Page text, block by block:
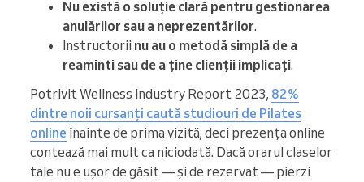
Nu există o soluție clară pentru gestionarea
anulărilor sau a neprezentărilor.
Instructorii nu au o metodă simplă de a
reaminti sau de a ține clienții implicați.
Potrivit Wellness Industry Report 2023, 82%
dintre noii cursanți caută studiouri de Pilates
online înainte de prima vizită, deci prezența online
contează mai mult ca niciodată. Dacă orarul claselor
tale nu e ușor de găsit — și de rezervat — pierzi